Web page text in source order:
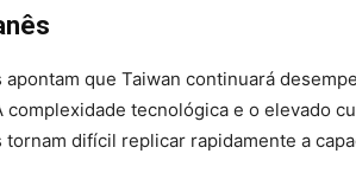
que Taiwan continuará
complexidade tecnológica e o elevado
difícil replicar rapidamente a